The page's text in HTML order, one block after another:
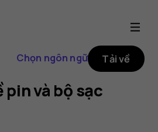
Chọn ngôn ngữ Tải về
và bộ sạc